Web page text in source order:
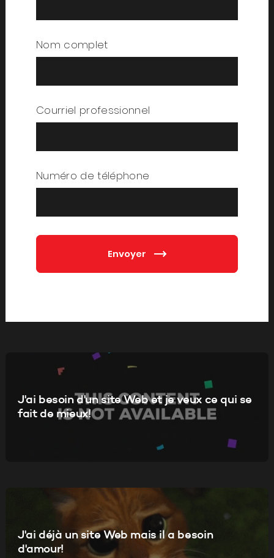
Nom complet
Courriel professionnel
Numéro de téléphone
Envoyer
J'ai besoin d'un site Web et je veux ce qui se
fait de mieux!
J'ai déjà un site Web mais il a besoin
d'amour!